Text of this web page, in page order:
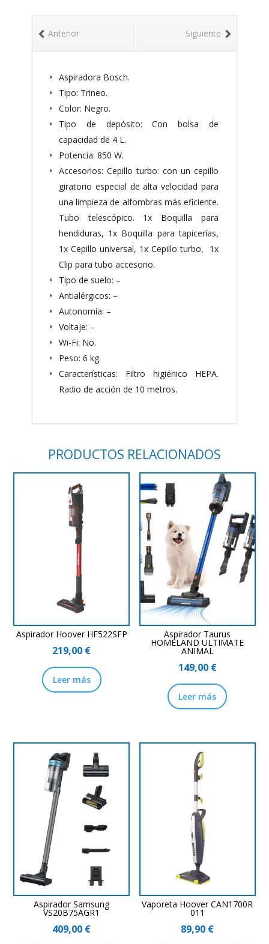
Siguiente
Anterior
Aspiradora Bosch.
Tipo: Trineo.
Color: Negro.
Tipo de depósito: Con bolsa de
capacidad de 4 L.
Potencia: 850 W.
Accesorios: Cepillo turbo: con un cepillo
giratorio especial de alta velocidad para
una limpieza de alfombras más eficiente.
Tubo telescópico. 1x Boquilla para
hendiduras, 1x Boquilla para tapicerías,
1x Cepillo universal, 1x Cepillo turbo, 1x
Clip para tubo accesorio.
Tipo de suelo: –
Antialérgicos: –
Autonomía: –
Voltaje: –
Wi-Fi: No.
Peso: 6 kg.
Características: Filtro higiénico HEPA.
Radio de acción de 10 metros.
PRODUCTOS RELACIONADOS
Aspirador Hoover HF522SFP
219,00 €
Leer más
Aspirador Taurus
HOMELAND ULTIMATE
ANIMAL
149,00 €
Leer más
Aspirador Samsung
VS20B75AGR1
409,00 €
Vaporeta Hoover CAN1700R
011
89,90 €